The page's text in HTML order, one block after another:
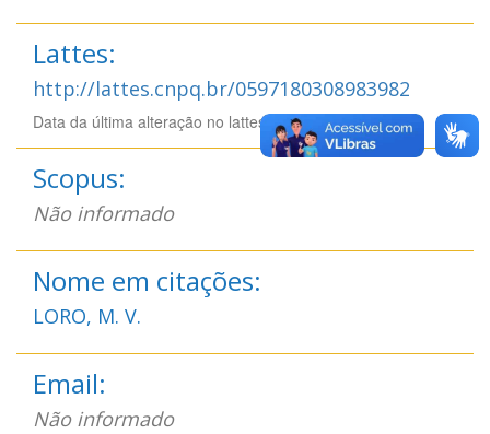
Lattes:
http://lattes.cnpq.br/0597180308983982
Data da última alteração no lattes: 30/07/2026 12:07
Scopus:
Não informado
Nome em citações:
LORO, M. V.
Email:
Não informado